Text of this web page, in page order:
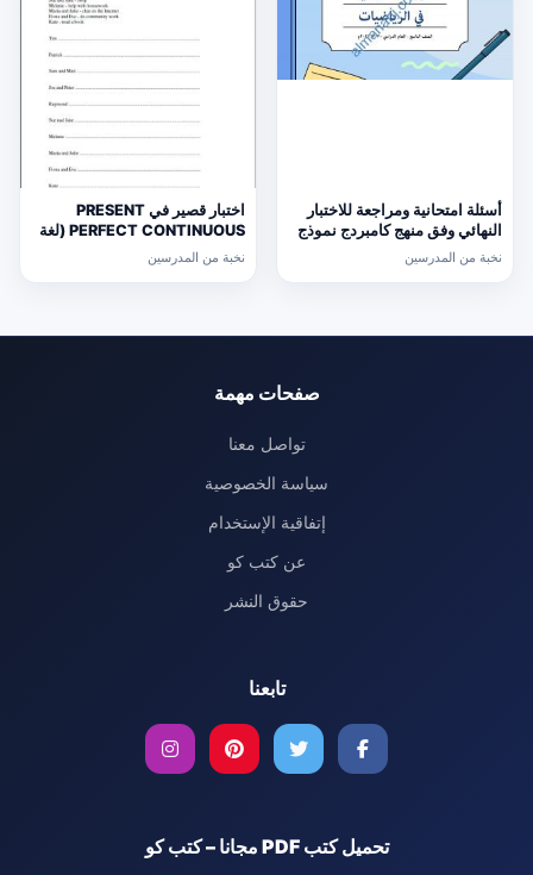
أسئلة امتحانية ومراجعة للاختبار
النهائي وفق منهج كامبردج نموذج
ثالث (رياضيات) التاسع
نخبة من المدرسين
اختبار قصير في PRESENT
PERFECT CONTINUOUS (لغة
انجليزية) حلقة ثانية
نخبة من المدرسين
صفحات مهمة
تواصل معنا
سياسة الخصوصية
إتفاقية الإستخدام
عن كتب كو
حقوق النشر
تابعنا
تحميل كتب PDF مجانا – كتب كو